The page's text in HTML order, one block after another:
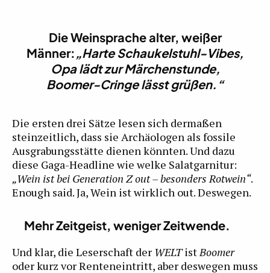
Die Weinsprache alter, weißer
Männer: „Harte Schaukelstuhl-Vibes,
Opa lädt zur Märchenstunde,
Boomer-Cringe lässt grüßen.“
Die ersten drei Sätze lesen sich dermaßen
steinzeitlich, dass sie Archäologen als fossile
Ausgrabungsstätte dienen könnten. Und dazu
diese Gaga-Headline wie welke Salatgarnitur:
„Wein ist bei Generation Z out – besonders Rotwein“.
Enough said. Ja, Wein ist wirklich out. Deswegen.
Mehr Zeitgeist, weniger Zeitwende.
Und klar, die Leserschaft der WELTistBoomer
oder kurz vor Renteneintritt, aber deswegen muss